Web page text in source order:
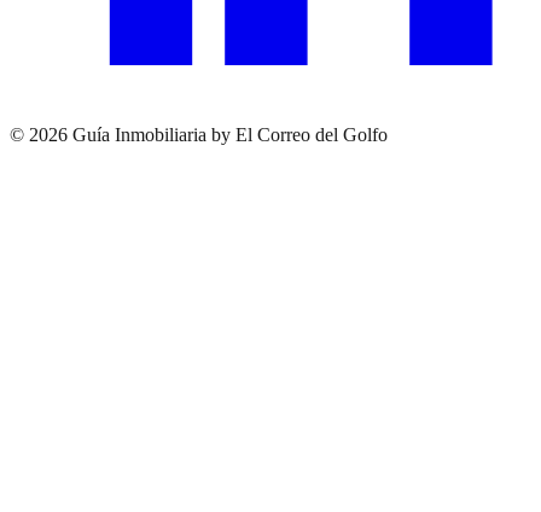
© 2026 Guía Inmobiliaria by El Correo del Golfo